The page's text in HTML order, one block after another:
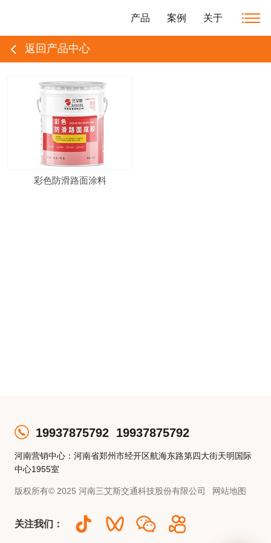
产品 案例 关于
返回产品中心
彩色防滑路面涂料
19937875792 19937875792
河南营销中心：河南省郑州市经开区航海东路第四大街天明国际
中心1955室
版权所有© 2025 河南三艾斯交通科技股份有限公司 网站地图
关注我们：